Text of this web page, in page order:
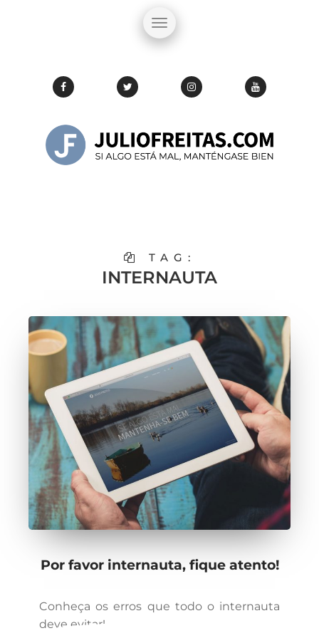
TAG:
INTERNAUTA
Por favor internauta, fique atento!
Conheça os erros que todo o internauta
deve evitar!